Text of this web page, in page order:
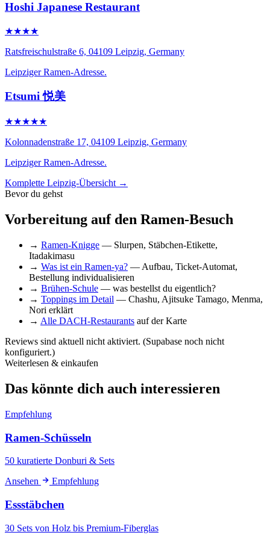
Hoshi Japanese Restaurant
★★★★
Ratsfreischulstraße 6, 04109 Leipzig, Germany
Leipziger Ramen-Adresse.
Etsumi 悦美
★★★★★
Kolonnadenstraße 17, 04109 Leipzig, Germany
Leipziger Ramen-Adresse.
Komplette Leipzig-Übersicht →
Bevor du gehst
Vorbereitung auf den Ramen-Besuch
→ Ramen-Knigge — Slurpen, Stäbchen-Etikette,
Itadakimasu
→ Was ist ein Ramen-ya? — Aufbau, Ticket-Automat,
Bestellung individualisieren
→ Brühen-Schule — was bestellst du eigentlich?
→ Toppings im Detail — Chashu, Ajitsuke Tamago, Menma,
Nori erklärt
→ Alle DACH-Restaurants auf der Karte
Reviews sind aktuell nicht aktiviert. (Supabase noch nicht
konfiguriert.)
Weiterlesen & einkaufen
Das könnte dich auch interessieren
Empfehlung
Ramen-Schüsseln
50 kuratierte Donburi & Sets
Ansehen
Empfehlung
Essstäbchen
30 Sets von Holz bis Premium-Fiberglas